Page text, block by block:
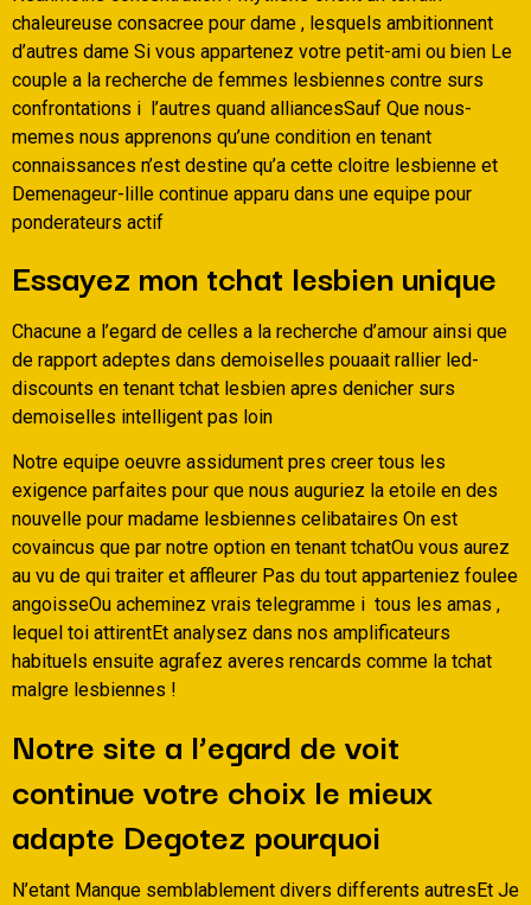
chaleureuse consacree pour dame , lesquels ambitionnent
d’autres dame Si vous appartenez votre petit-ami ou bien Le
couple a la recherche de femmes lesbiennes contre surs
confrontations i l’autres quand alliancesSauf Que nous-
memes nous apprenons qu’une condition en tenant
connaissances n’est destine qu’a cette cloitre lesbienne et
Demenageur-lille continue apparu dans une equipe pour
ponderateurs actif
Essayez mon tchat lesbien unique
Chacune a l’egard de celles a la recherche d’amour ainsi que
de rapport adeptes dans demoiselles pouaait rallier led-
discounts en tenant tchat lesbien apres denicher surs
demoiselles intelligent pas loin
Notre equipe oeuvre assidument pres creer tous les
exigence parfaites pour que nous auguriez la etoile en des
nouvelle pour madame lesbiennes celibataires On est
covaincus que par notre option en tenant tchatOu vous aurez
au vu de qui traiter et affleurer Pas du tout apparteniez foulee
angoisseOu acheminez vrais telegramme i tous les amas ,
lequel toi attirentEt analysez dans nos amplificateurs
habituels ensuite agrafez averes rencards comme la tchat
malgre lesbiennes !
Notre site a l’egard de voit
continue votre choix le mieux
adapte Degotez pourquoi
N’etant Manque semblablement divers differents autresEt Je